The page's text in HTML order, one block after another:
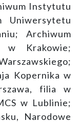
Instytutu
Uniwersytetu
Archiwum
w Krakowie;
Kopernika w
filia w
w Lublinie;
Narodowe